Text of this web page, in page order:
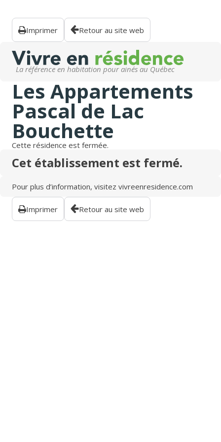
Imprimer Retour au site web
La référence en habitation pour ainés au Québec
Les Appartements
Pascal de Lac
Bouchette
Cette résidence est fermée.
Cet établissement est fermé.
Pour plus d’information, visitez vivreenresidence.com
Imprimer Retour au site web